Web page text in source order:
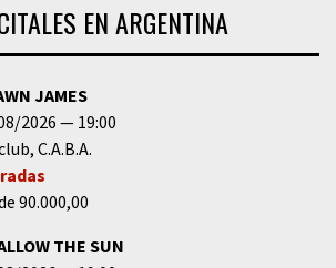
EN ARGENTINA
JAMES
2026
19:00
C.A.B.A.
90.000,00
THE SUN